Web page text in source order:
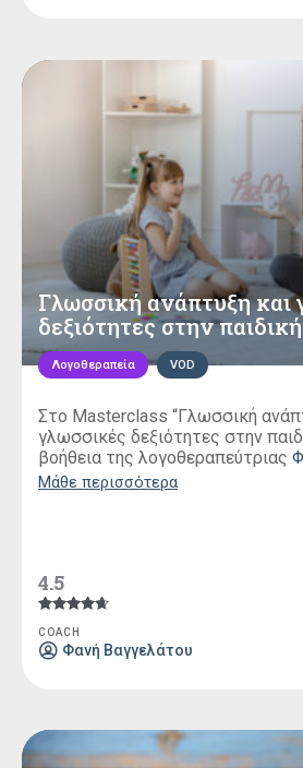
Γλωσσική ανάπτυξη και
δεξιότητες στην
Λογοθεραπεία VOD
Στο Masterclass “Γλωσσική
γλωσσικές δεξιότητες στην
βοήθεια της λογοθεραπεύτριας
θα μάθουμε τους τομείς
Μάθε περισσότερα
4.5
με
4.50
από 5
COACH
Φανή Βαγγελάτου